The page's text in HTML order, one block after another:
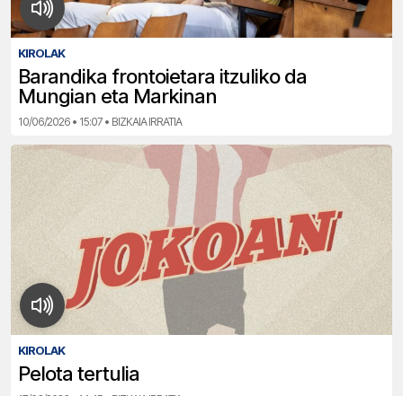
KIROLAK
Barandika frontoietara itzuliko da
Mungian eta Markinan
10/06/2026 • 15:07 • BIZKAIA IRRATIA
KIROLAK
Pelota tertulia